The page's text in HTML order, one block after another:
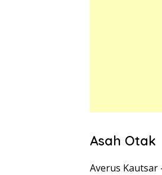
Asah Otak
Averus Kautsar